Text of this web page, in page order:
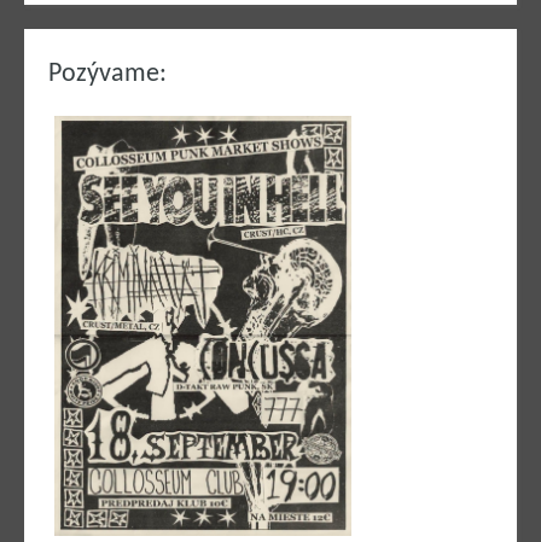
Pozývame: